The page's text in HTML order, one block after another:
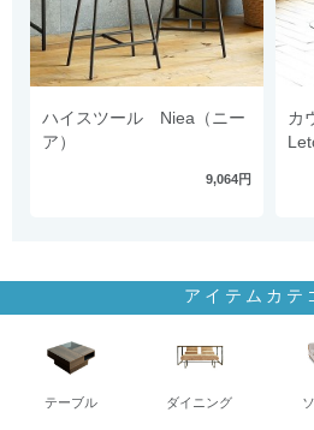
ハイスツール Niea（ニー
ア）
9,064円
カ
アイテムカテ
テーブル ダイニング